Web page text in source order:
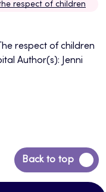
respect of children
respect of children
Author(s): Jenni
Back to top
Back
to